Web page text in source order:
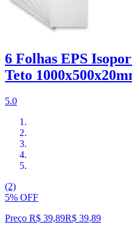
6 Folhas EPS
Teto
5.0
(2)
5% OFF
Preço R$ 39,89R$ 39,89